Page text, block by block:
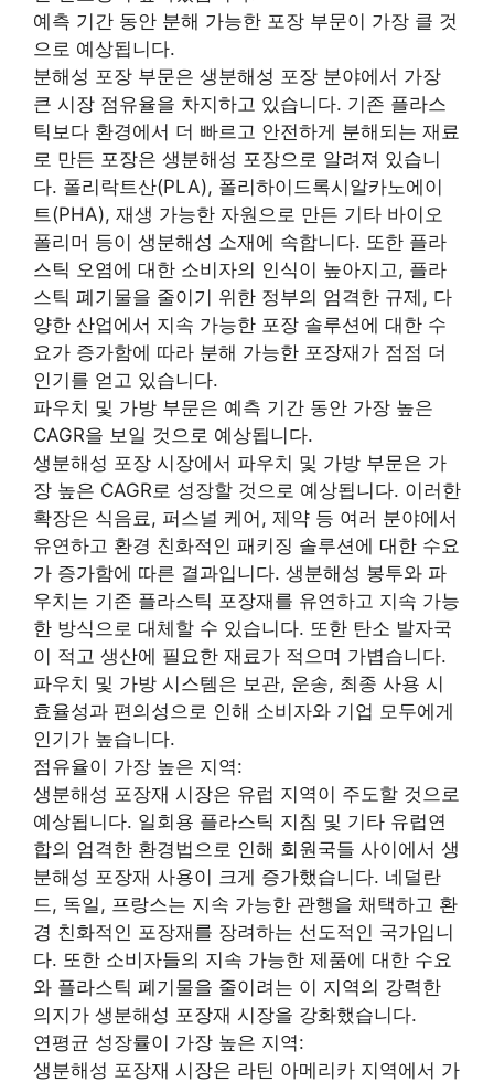
예측 기간 동안 분해 가능한 포장 부문이 가장 클 것
으로 예상됩니다.
분해성 포장 부문은 생분해성 포장 분야에서 가장
큰 시장 점유율을 차지하고 있습니다. 기존 플라스
틱보다 환경에서 더 빠르고 안전하게 분해되는 재료
로 만든 포장은 생분해성 포장으로 알려져 있습니
다. 폴리락트산(PLA), 폴리하이드록시알카노에이
트(PHA), 재생 가능한 자원으로 만든 기타 바이오
폴리머 등이 생분해성 소재에 속합니다. 또한 플라
스틱 오염에 대한 소비자의 인식이 높아지고, 플라
스틱 폐기물을 줄이기 위한 정부의 엄격한 규제, 다
양한 산업에서 지속 가능한 포장 솔루션에 대한 수
요가 증가함에 따라 분해 가능한 포장재가 점점 더
인기를 얻고 있습니다.
파우치 및 가방 부문은 예측 기간 동안 가장 높은
CAGR을 보일 것으로 예상됩니다.
생분해성 포장 시장에서 파우치 및 가방 부문은 가
장 높은 CAGR로 성장할 것으로 예상됩니다. 이러한
확장은 식음료, 퍼스널 케어, 제약 등 여러 분야에서
유연하고 환경 친화적인 패키징 솔루션에 대한 수요
가 증가함에 따른 결과입니다. 생분해성 봉투와 파
우치는 기존 플라스틱 포장재를 유연하고 지속 가능
한 방식으로 대체할 수 있습니다. 또한 탄소 발자국
이 적고 생산에 필요한 재료가 적으며 가볍습니다.
파우치 및 가방 시스템은 보관, 운송, 최종 사용 시
효율성과 편의성으로 인해 소비자와 기업 모두에게
인기가 높습니다.
점유율이 가장 높은 지역:
생분해성 포장재 시장은 유럽 지역이 주도할 것으로
예상됩니다. 일회용 플라스틱 지침 및 기타 유럽연
합의 엄격한 환경법으로 인해 회원국들 사이에서 생
분해성 포장재 사용이 크게 증가했습니다. 네덜란
드, 독일, 프랑스는 지속 가능한 관행을 채택하고 환
경 친화적인 포장재를 장려하는 선도적인 국가입니
다. 또한 소비자들의 지속 가능한 제품에 대한 수요
와 플라스틱 폐기물을 줄이려는 이 지역의 강력한
의지가 생분해성 포장재 시장을 강화했습니다.
연평균 성장률이 가장 높은 지역:
생분해성 포장재 시장은 라틴 아메리카 지역에서 가